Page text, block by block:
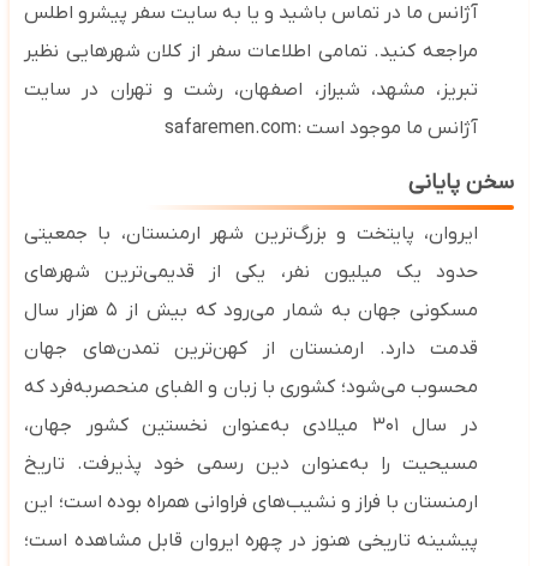
آژانس ما در تماس باشید و یا به سایت سفر پیشرو اطلس
مراجعه کنید. تمامی اطلاعات سفر از کلان شهرهایی نظیر
تبریز، مشهد، شیراز، اصفهان، رشت و تهران در سایت
آژانس ما موجود است : safaremen.com
سخن پایانی
ایروان، پایتخت و بزرگ‌ترین شهر ارمنستان، با جمعیتی
حدود یک میلیون نفر، یکی از قدیمی‌ترین شهرهای
مسکونی جهان به شمار می‌رود که بیش از ۵هزار سال
قدمت دارد. ارمنستان از کهن‌ترین تمدن‌های جهان
محسوب می‌شود؛ کشوری با زبان و الفبای منحصربه‌فرد که
در سال ۳۰۱میلادی به‌عنوان نخستین کشور جهان،
مسیحیت را به‌عنوان دین رسمی خود پذیرفت. تاریخ
ارمنستان با فراز و نشیب‌های فراوانی همراه بوده است؛ این
پیشینه تاریخی هنوز در چهره ایروان قابل مشاهده است؛